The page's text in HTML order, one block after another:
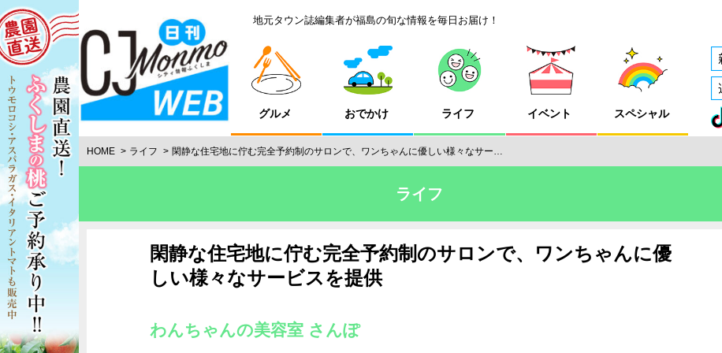
地元タウン誌編集者が福島の旬な情報を毎日お届け！
グルメ おでかけ ライフ イベント スペシャル
HOME ライフ 閑静な住宅地に佇む完全予約制のサロンで、ワンちゃんに優しい様々なサー…
ライフ
閑静な住宅地に佇む完全予約制のサロンで、ワンちゃんに優
しい様々なサービスを提供
わんちゃんの美容室 さんぽ